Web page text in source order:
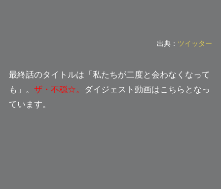
出典： ツイッター
最終話のタイトルは 「私たちが二度と会わなくなって
も」 。 ザ・不穏☆。
ダイジェスト動画はこちらとなっ
ています。